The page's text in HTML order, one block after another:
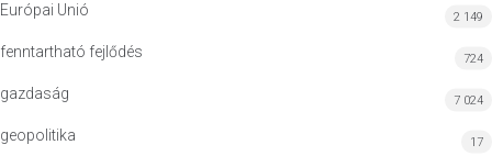
Európai Unió 2 149
fenntartható fejlődés 724
gazdaság 7 024
geopolitika 17